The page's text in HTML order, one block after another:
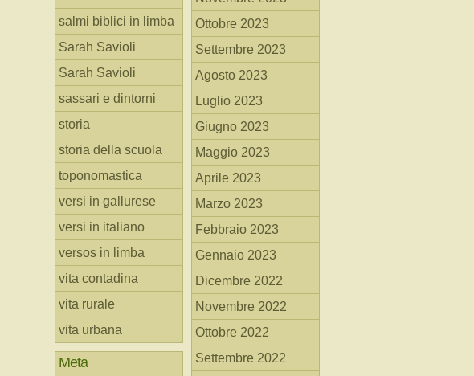
salmi biblici in limba
Sarah Savioli
Sarah Savioli
sassari e dintorni
storia
storia della scuola
toponomastica
versi in gallurese
versi in italiano
versos in limba
vita contadina
vita rurale
vita urbana
Meta
Ottobre 2023
Settembre 2023
Agosto 2023
Luglio 2023
Giugno 2023
Maggio 2023
Aprile 2023
Marzo 2023
Febbraio 2023
Gennaio 2023
Dicembre 2022
Novembre 2022
Ottobre 2022
Settembre 2022